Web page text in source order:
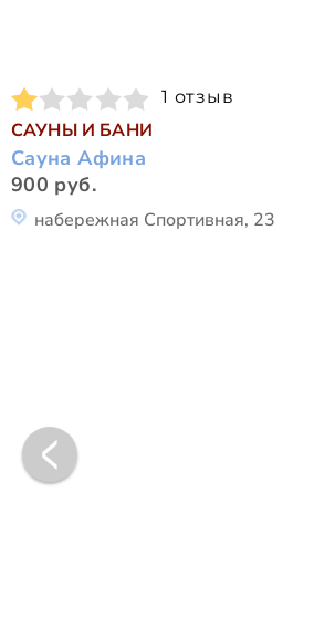
1 отзыв
САУНЫ И БАНИ
Сауна Афина
900 руб.
набережная Спортивная, 23